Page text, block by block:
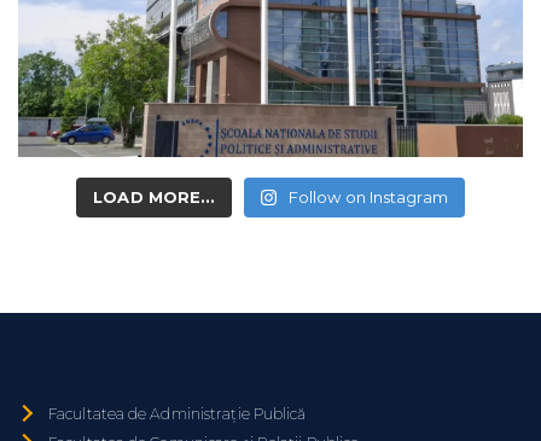
LOAD MORE... Follow on Instagram
Facultatea de Administrație Publică